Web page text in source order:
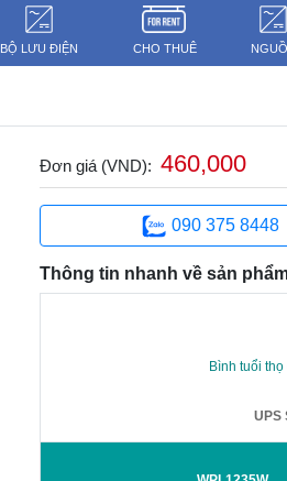
BỘ LƯU ĐIỆN CHO THUÊ
Đơn giá (VND): 460,000
090 375 8448
Thông tin nhanh về sản
Bình tuổi
UPS